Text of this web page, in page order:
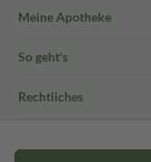
Meine Apotheke
So geht's
Rechtliches